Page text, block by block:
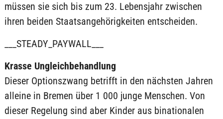
müssen sie sich bis zum 23. Lebensjahr zwischen
ihren beiden Staatsangehörigkeiten entscheiden.
___STEADY_PAYWALL___
Krasse Ungleichbehandlung
Dieser Optionszwang betrifft in den nächsten Jahren
alleine in Bremen über 1 000 junge Menschen. Von
dieser Regelung sind aber Kinder aus binationalen